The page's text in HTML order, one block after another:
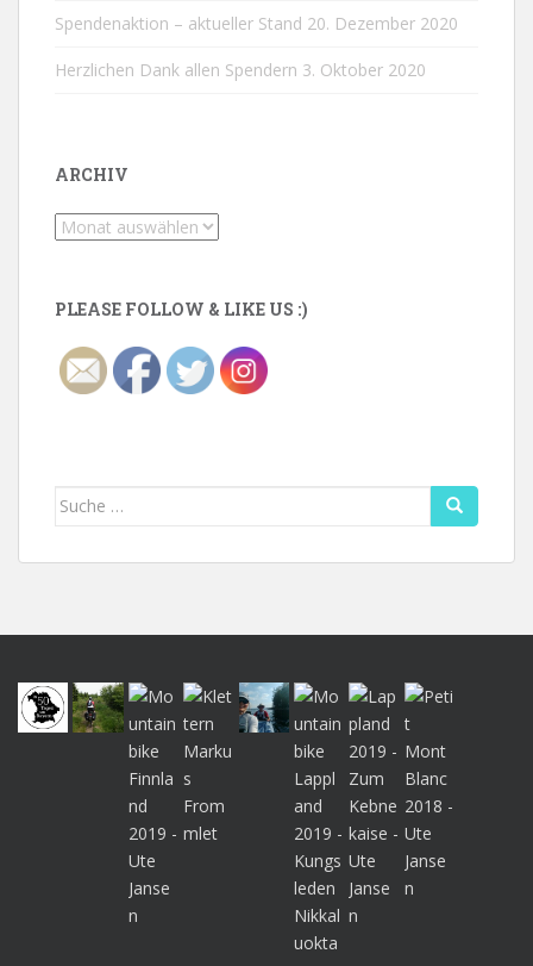
Spendenaktion – aktueller Stand 20. Dezember 2020
Herzlichen Dank allen Spendern 3. Oktober 2020
ARCHIV
Archiv
PLEASE FOLLOW & LIKE US :)
Suche